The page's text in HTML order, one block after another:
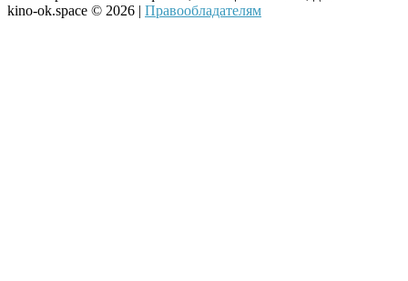
kino-ok.space © 2026 | Правообладателям